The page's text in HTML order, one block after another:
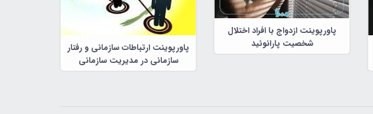
پاورپوینت ازدواج با افراد اختلال
شخصیت پارانوئید
پاورپوینت ارتباطات سازمانی و رفتار
سازمانی در مدیریت سازمانی